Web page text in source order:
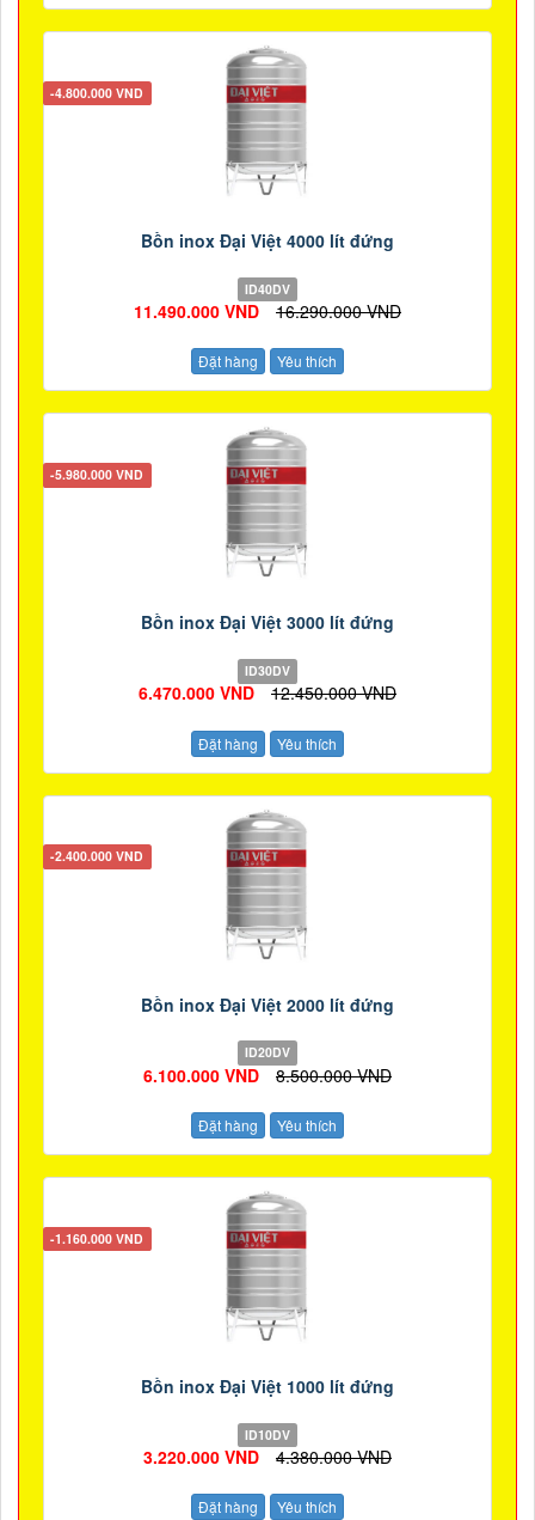
-4.800.000 VND
Bồn inox Đại Việt 4000 lít đứng
ID40DV
11.490.000 VND 16.290.000 VND
Đặt hàng Yêu thích
-5.980.000 VND
Bồn inox Đại Việt 3000 lít đứng
ID30DV
6.470.000 VND 12.450.000 VND
Đặt hàng Yêu thích
-2.400.000 VND
Bồn inox Đại Việt 2000 lít đứng
ID20DV
6.100.000 VND 8.500.000 VND
Đặt hàng Yêu thích
-1.160.000 VND
Bồn inox Đại Việt 1000 lít đứng
ID10DV
3.220.000 VND 4.380.000 VND
Đặt hàng Yêu thích